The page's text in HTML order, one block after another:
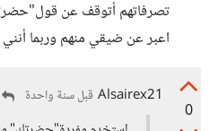
تصرفاتهم أتوقف عن
اعبر عن ضيقي منهم وربما
0
Alsairex21 قبل سنة واحدة